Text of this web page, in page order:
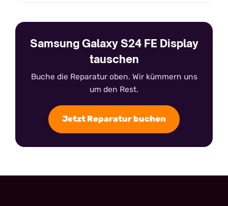
Samsung Galaxy S24 FE Display
tauschen
Buche die Reparatur oben. Wir kümmern uns
um den Rest.
Jetzt Reparatur buchen